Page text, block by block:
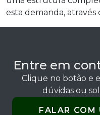
esta demanda, através
Entre em
Clique no botão e
dúvidas ou
FALAR COM